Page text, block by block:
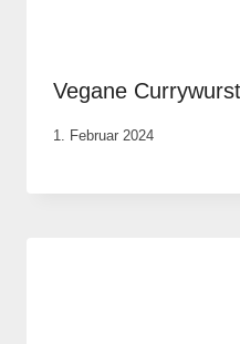
Vegane
Von
Plotz
1. Februar 2024